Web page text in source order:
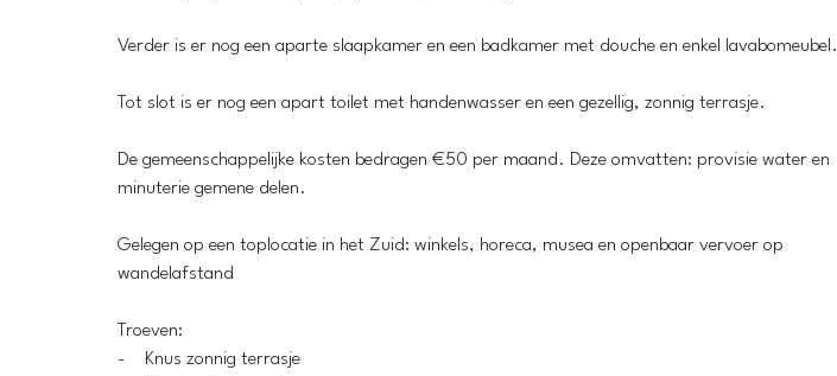
Verder is er nog een aparte slaapkamer en een badkamer met douche en enkel lavabomeubel.
Tot slot is er nog een apart toilet met handenwasser en een gezellig, zonnig terrasje.
De gemeenschappelijke kosten bedragen €50 per maand. Deze omvatten: provisie water en
minuterie gemene delen.
Gelegen op een toplocatie in het Zuid: winkels, horeca, musea en openbaar vervoer op
wandelafstand
Troeven:
- Knus zonnig terrasje